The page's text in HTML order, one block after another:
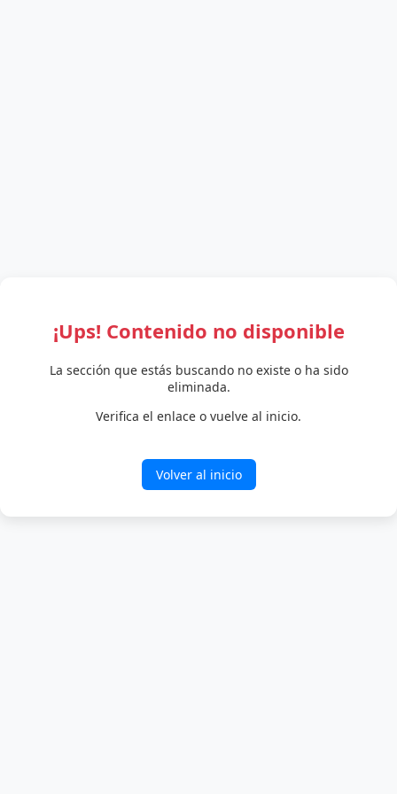
¡Ups! Contenido no disponible
La sección que estás buscando no existe o ha sido
eliminada.
Verifica el enlace o vuelve al inicio.
Volver al inicio